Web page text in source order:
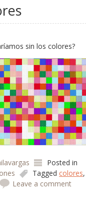
sin los colores?
Posted in
Taggedcolores,
Leave a comment